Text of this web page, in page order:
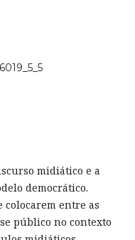
midiático e a
democrático.
colocarem entre as
público no contexto